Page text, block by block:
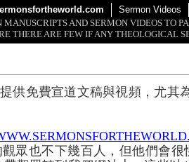
Sermon Videos
AND SERMON VIDEOS TO
THERE ARE FEW IF ANY THEOLOGICAL
供免費宣道文稿與視頻，尤其
眾也不下幾百人，但他們會很